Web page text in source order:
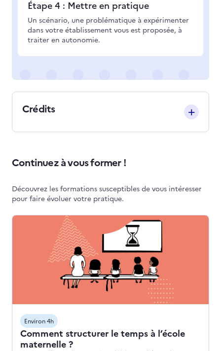
Crédits
Étape 4 : Mettre en pratique
Un scénario, une problématique à expérimenter
dans votre établissement vous est proposée, à
traiter en autonomie.
Continuez à vous former !
Découvrez les formations susceptibles de vous intéresser
pour faire évoluer votre pratique.
Environ 4h
Comment structurer le temps à l’école
maternelle ?